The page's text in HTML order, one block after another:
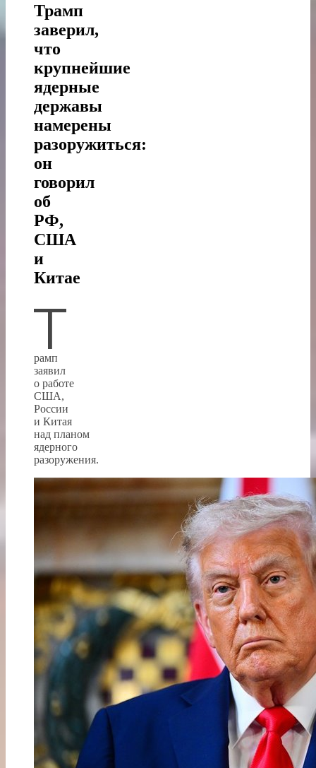
Трамп
заверил,
что
крупнейшие
ядерные
державы
намерены
разоружиться:
он
говорил
об
РФ,
США
и
Китае
Т
рамп
заявил
о работе
США,
России
и Китая
над планом
ядерного
разоружения.